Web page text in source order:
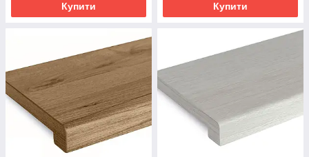
Купити Купити